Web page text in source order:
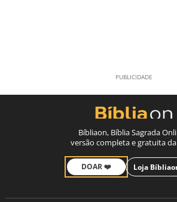
Bíbliaon, Bíblia Sagrada
versão completa e gratuita
DOAR ❤️ Loja